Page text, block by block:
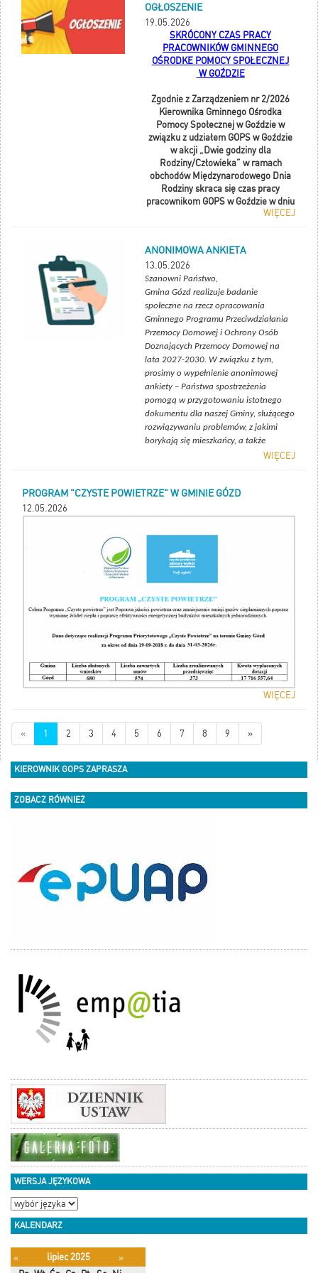
OGŁOSZENIE
19.05.2026
SKRÓCONY CZAS PRACY
PRACOWNIKÓW GMINNEGO
OŚRODKE POMOCY SPOŁECZNEJ
W GOŹDZIE
Zgodnie z Zarządzeniem nr2/2026
Kierownika Gminnego Ośrodka
Pomocy Społecznej w Goździew
związku z udziałem GOPS w Goździe
w akcji „Dwie godziny dla
Rodziny/Człowieka” w ramach
obchodów Międzynarodowego Dnia
Rodziny skraca się czas pracy
pracownikom GOPS w Goździe w dniu
wybranym przez pracownika
WIĘCEJ
ANONIMOWA ANKIETA
13.05.2026
Szanowni Państwo,
Gmina Gózd realizuje badanie
społeczne na rzecz opracowania
Gminnego Programu Przeciwdziałania
Przemocy Domowej i Ochrony Osób
Doznających Przemocy Domowej na
lata 2027-2030. W związku z tym,
prosimy o wypełnienie anonimowej
ankiety – Państwa spostrzeżenia
pomogą w przygotowaniu istotnego
dokumentu dla naszej Gminy, służącego
rozwiązywaniu problemów, z jakimi
borykają się mieszkańcy, a także
zaplanowaniu odpowiednich działań
pośrednictwem telefonu komórkowego,
do Internetu.
Link do ankiety dla dorosłych
mieszkańców:
https://dorosli-gozd.webankieta.pl/
ankietowym
WIĘCEJ
PROGRAM "CZYSTE POWIETRZE" W GMINIE GÓZD
12.05.2026
WIĘCEJ
« 1 2 3 4 5 6 7 8 9 »
KIEROWNIK GOPS ZAPRASZA
ZOBACZ RÓWNIEŻ
WERSJA JĘZYKOWA
KALENDARZ
« lipiec 2025
»